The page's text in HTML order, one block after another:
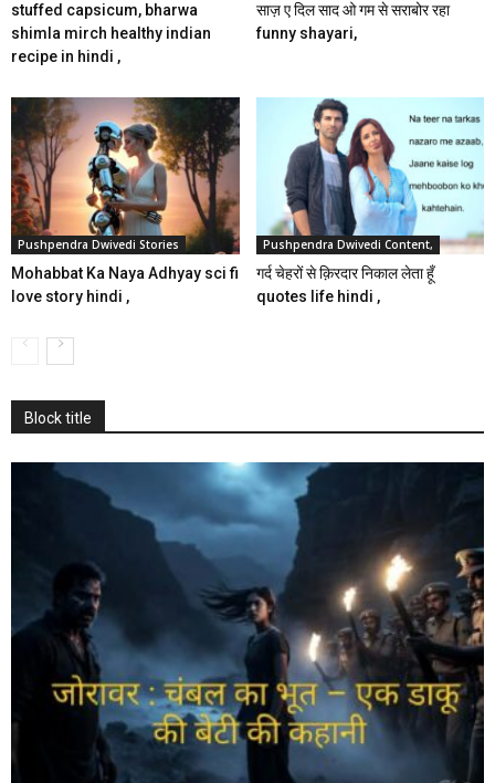
stuffed capsicum, bharwa
shimla mirch healthy indian
recipe in hindi ,
साज़ ए दिल साद ओ गम से सराबोर रहा
funny shayari,
Pushpendra Dwivedi Stories
Mohabbat Ka Naya Adhyay sci fi
love story hindi ,
Pushpendra Dwivedi Content,
गर्द चेहरों से क़िरदार निकाल लेता हूँ
quotes life hindi ,
Block title